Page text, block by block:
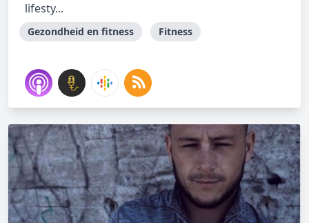
lifesty...
Gezondheid en fitness Fitness